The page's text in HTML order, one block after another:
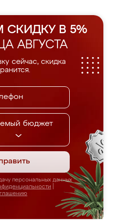
СКИДКУ В 5%
АВГУСТА
сейчас, скидка
бюджет
персональных данных